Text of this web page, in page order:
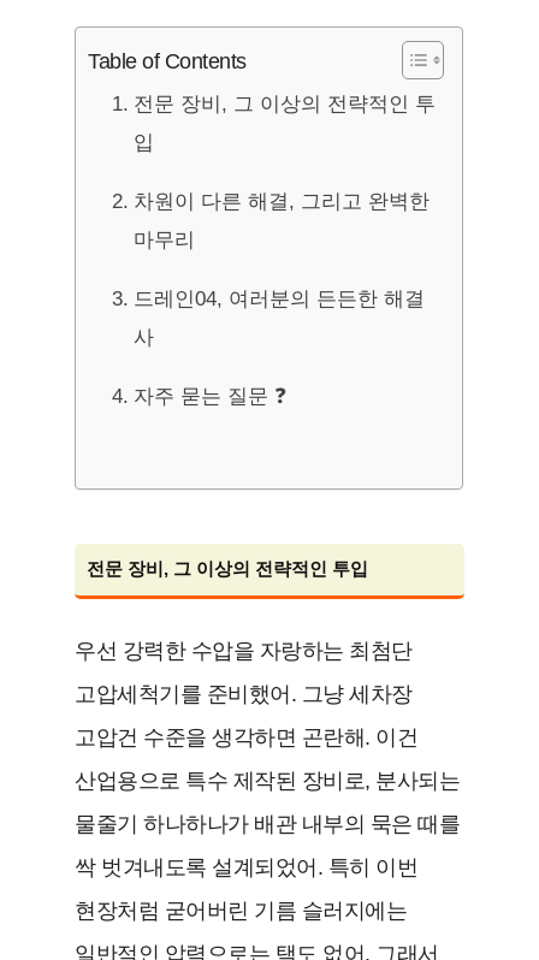
Table of Contents
전문 장비, 그 이상의 전략적인 투
입
차원이 다른 해결, 그리고 완벽한
마무리
드레인04, 여러분의 든든한 해결
사
자주 묻는 질문 ❓
전문 장비, 그 이상의 전략적인 투입
우선 강력한 수압을 자랑하는 최첨단
고압세척기를 준비했어. 그냥 세차장
고압건 수준을 생각하면 곤란해. 이건
산업용으로 특수 제작된 장비로, 분사되는
물줄기 하나하나가 배관 내부의 묵은 때를
싹 벗겨내도록 설계되었어. 특히 이번
현장처럼 굳어버린 기름 슬러지에는
일반적인 압력으로는 택도 없어. 그래서